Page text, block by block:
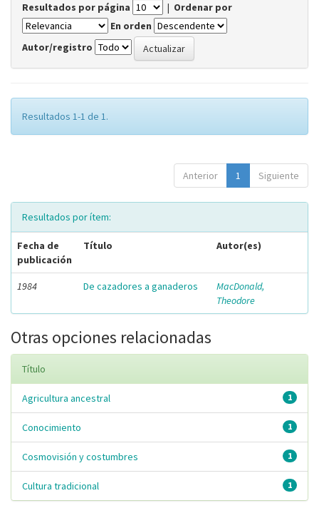
Resultados por página | Ordenar por
En orden
Autor/registro
Resultados 1-1 de 1.
Anterior 1 Siguiente
Resultados por ítem:
Fecha de
publicación
Título Autor(es)
1984 De cazadores a ganaderos
MacDonald,
Theodore
Otras opciones relacionadas
Título
1
Agricultura ancestral
1
Conocimiento
1
Cosmovisión y costumbres
1
Cultura tradicional